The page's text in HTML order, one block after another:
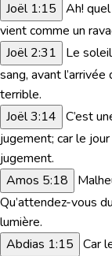
Joël 1:15 Ah!
vient comme un
Joël 2:31
Le
sang, avant
terrible.
Joël 3:14 C’est
jugement; car le
jugement.
Amos 5:18
Qu’attendez-vous
lumière.
Abdias 1:15 Car